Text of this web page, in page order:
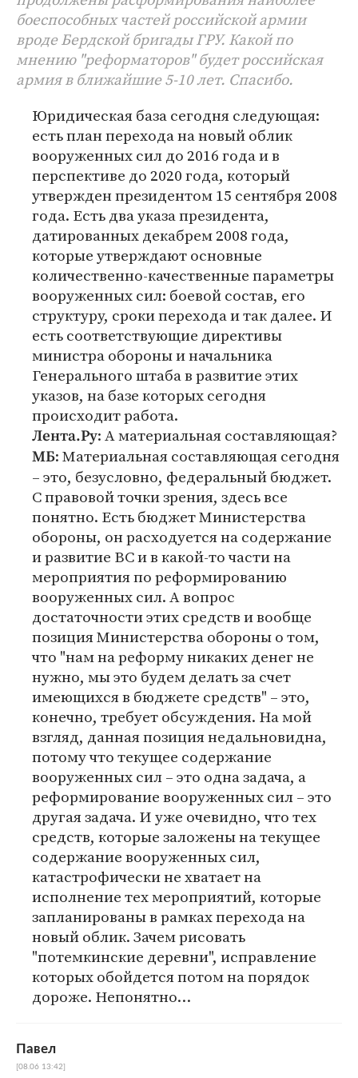
боеспособных частей российской армии
вроде Бердской бригады ГРУ. Какой по
мнению "реформаторов" будет российская
армия в ближайшие 5-10 лет. Спасибо.
Юридическая база сегодня следующая:
есть план перехода на новый облик
вооруженных сил до 2016 года и в
перспективе до 2020 года, который
утвержден президентом 15 сентября 2008
года. Есть два указа президента,
датированных декабрем 2008 года,
которые утверждают основные
количественно-качественные параметры
вооруженных сил: боевой состав, его
структуру, сроки перехода и так далее. И
есть соответствующие директивы
министра обороны и начальника
Генерального штаба в развитие этих
указов, на базе которых сегодня
происходит работа.
Лента.Ру: А материальная составляющая?
МБ: Материальная составляющая сегодня
– это, безусловно, федеральный бюджет.
С правовой точки зрения, здесь все
понятно. Есть бюджет Министерства
обороны, он расходуется на содержание
и развитие ВС и в какой-то части на
мероприятия по реформированию
вооруженных сил. А вопрос
достаточности этих средств и вообще
позиция Министерства обороны о том,
что "нам на реформу никаких денег не
нужно, мы это будем делать за счет
имеющихся в бюджете средств" – это,
конечно, требует обсуждения. На мой
взгляд, данная позиция недальновидна,
потому что текущее содержание
вооруженных сил – это одна задача, а
реформирование вооруженных сил – это
другая задача. И уже очевидно, что тех
средств, которые заложены на текущее
содержание вооруженных сил,
катастрофически не хватает на
исполнение тех мероприятий, которые
запланированы в рамках перехода на
новый облик. Зачем рисовать
"потемкинские деревни", исправление
которых обойдется потом на порядок
дороже. Непонятно…
Павел
[08.06 13:42]